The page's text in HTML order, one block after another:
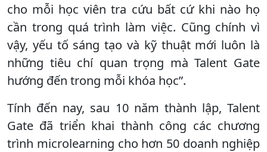
cho mỗi học viên tra cứu bất cứ khi nào họ
cần trong quá trình làm việc. Cũng chính vì
vậy, yếu tố sáng tạo và kỹ thuật mới luôn là
những tiêu chí quan trọng mà Talent Gate
hướng đến trong mỗi khóa học”.
Tính đến nay, sau 10 năm thành lập, Talent
Gate đã triển khai thành công các chương
trình microlearning cho hơn 50 doanh nghiệp